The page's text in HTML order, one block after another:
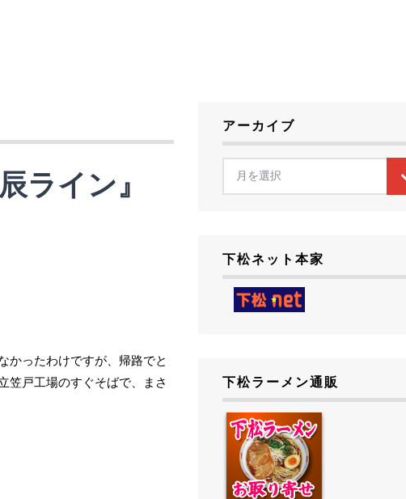
ライン』
かったわけですが、帰路でと
笠戸工場のすぐそばで、まさ
アーカイブ
ア
カ
月を選択
下松ネット本家
下松ラーメン通販